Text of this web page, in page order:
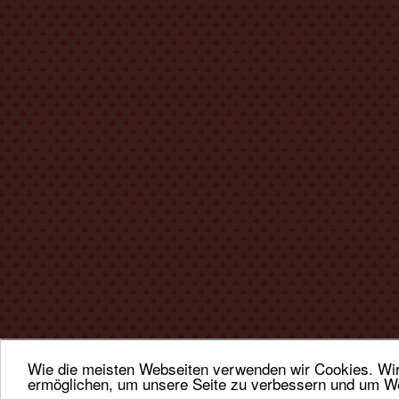
Wie die meisten Webseiten verwenden wir Cookies.
ermöglichen, um unsere Seite zu verbessern und um